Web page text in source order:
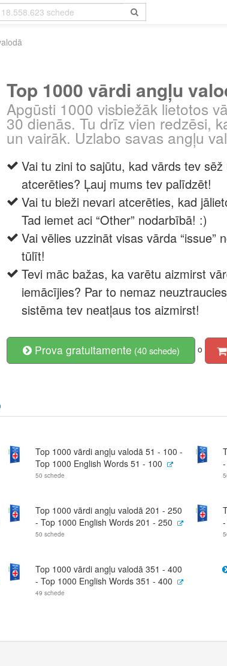
Top 1000 vārdi angļu
Apgūsti 1000 visbiežāk lietotos
30 dienās. Tu drīz vien redzēsi,
un vairāk. Uzlabo savas angļu
Vai tu zini to sajūtu, kad vārds tev
atcerēties? Ļauj mums tev palīdzēt!
Vai tu bieži nevari atcerēties, kad
Tad iemet aci “Other” nodarbībā! :)
Vai vēlies uzzināt visas vārda “issue”
tūlīt!
Tevi māc bažas, ka varētu aizmirst
iemācījies? Par to nemaz
sistēma tev neatļaus tos aizmirst!
Prova gratuitamente (40 schede) o
Top 1000 vārdi angļu valodā 51 - 100 -
Top 1000 English Words 51 - 100
50 schede
Top 1000 vārdi angļu valodā 201 - 250
- Top 1000 English Words 201 - 250
50 schede
Top 1000 vārdi angļu valodā 351 - 400
- Top 1000 English Words 351 - 400
49 schede